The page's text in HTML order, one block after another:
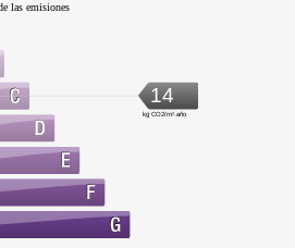
las emisiones
14
kg CO2/m².año